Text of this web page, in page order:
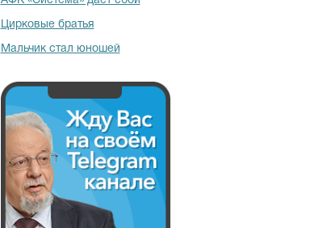
Цирковые братья
Мальчик стал юношей